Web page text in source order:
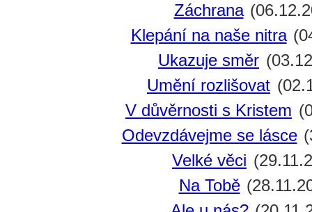
Záchrana
Klepání na naše nitra
Ukazuje směr
Umění rozlišovat
V důvěrnosti s Kristem
Odevzdávejme se lásce
Velké věci
Na Tobě